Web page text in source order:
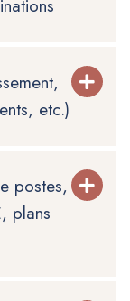
etc.)
postes,
plans